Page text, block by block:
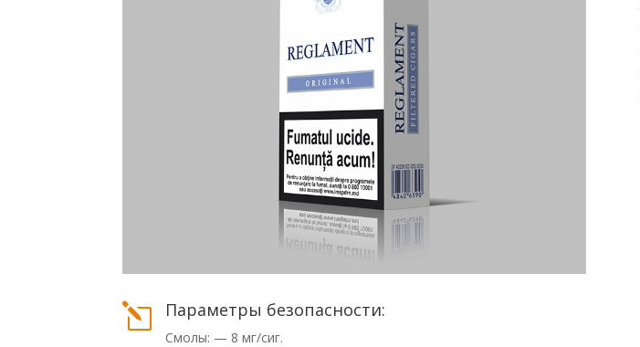
l Параметры безопасности:
Смолы: — 8 мг/сиг.